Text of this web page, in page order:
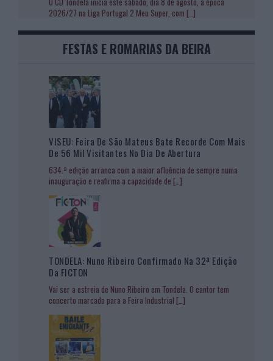
2026/27 na Liga Portugal 2 Meu Super, com […]
FESTAS E ROMARIAS DA BEIRA
VISEU: Feira De São Mateus Bate Recorde Com Mais
De 56 Mil Visitantes No Dia De Abertura
634.ª edição arranca com a maior afluência de sempre numa
inauguração e reafirma a capacidade de […]
TONDELA: Nuno Ribeiro Confirmado Na 32ª Edição
Da FICTON
Vai ser a estreia de Nuno Ribeiro em Tondela. O cantor tem
concerto marcado para a Feira Industrial […]